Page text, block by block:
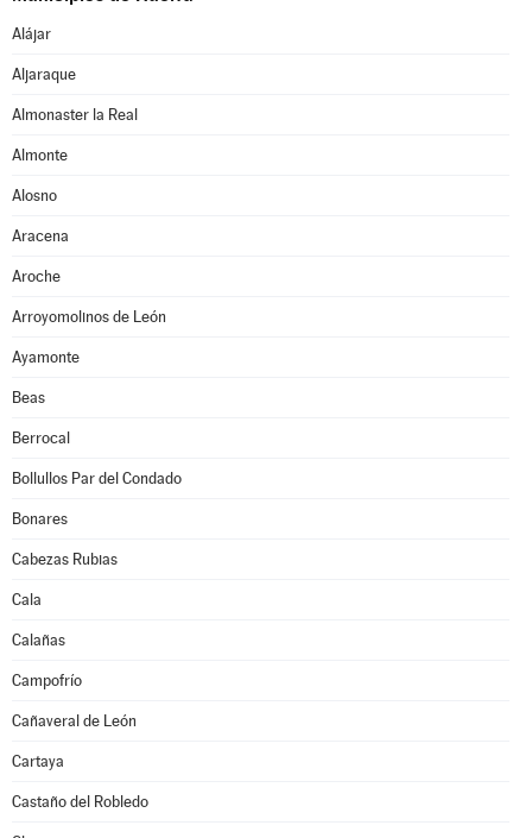
Alájar
Aljaraque
Almonaster la Real
Almonte
Alosno
Aracena
Aroche
Arroyomolinos de León
Ayamonte
Beas
Berrocal
Bollullos Par del Condado
Bonares
Cabezas Rubias
Cala
Calañas
Campofrío
Cañaveral de León
Cartaya
Castaño del Robledo